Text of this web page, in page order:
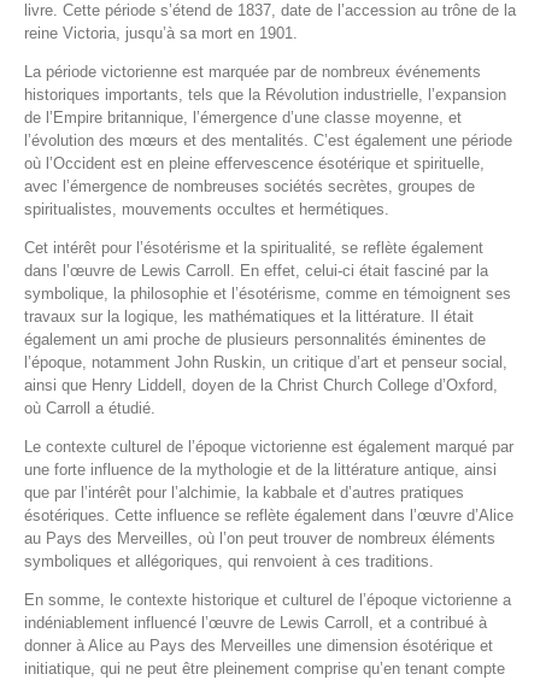
livre. Cette période s’étend de 1837, date de l’accession au trône de la
reine Victoria, jusqu’à sa mort en 1901.
La période victorienne est marquée par de nombreux événements
historiques importants, tels que la Révolution industrielle, l’expansion
de l’Empire britannique, l’émergence d’une classe moyenne, et
l’évolution des mœurs et des mentalités. C’est également une période
où l’Occident est en pleine effervescence ésotérique et spirituelle,
avec l’émergence de nombreuses sociétés secrètes, groupes de
spiritualistes, mouvements occultes et hermétiques.
Cet intérêt pour l’ésotérisme et la spiritualité, se reflète également
dans l’œuvre de Lewis Carroll. En effet, celui-ci était fasciné par la
symbolique, la philosophie et l’ésotérisme, comme en témoignent ses
travaux sur la logique, les mathématiques et la littérature. Il était
également un ami proche de plusieurs personnalités éminentes de
l’époque, notamment John Ruskin, un critique d’art et penseur social,
ainsi que Henry Liddell, doyen de la Christ Church College d’Oxford,
où Carroll a étudié.
Le contexte culturel de l’époque victorienne est également marqué par
une forte influence de la mythologie et de la littérature antique, ainsi
que par l’intérêt pour l’alchimie, la kabbale et d’autres pratiques
ésotériques. Cette influence se reflète également dans l’œuvre d’Alice
au Pays des Merveilles, où l’on peut trouver de nombreux éléments
symboliques et allégoriques, qui renvoient à ces traditions.
En somme, le contexte historique et culturel de l’époque victorienne a
indéniablement influencé l’œuvre de Lewis Carroll, et a contribué à
donner à Alice au Pays des Merveilles une dimension ésotérique et
initiatique, qui ne peut être pleinement comprise qu’en tenant compte